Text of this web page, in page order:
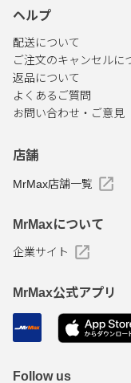
ヘルプ
配送について
ご注文のキャンセルに
返品について
よくあるご質問
お問い合わせ・ご意見
店舗
MrMax店舗一覧
MrMaxについて
企業サイト
MrMax公式アプリ
Follow us